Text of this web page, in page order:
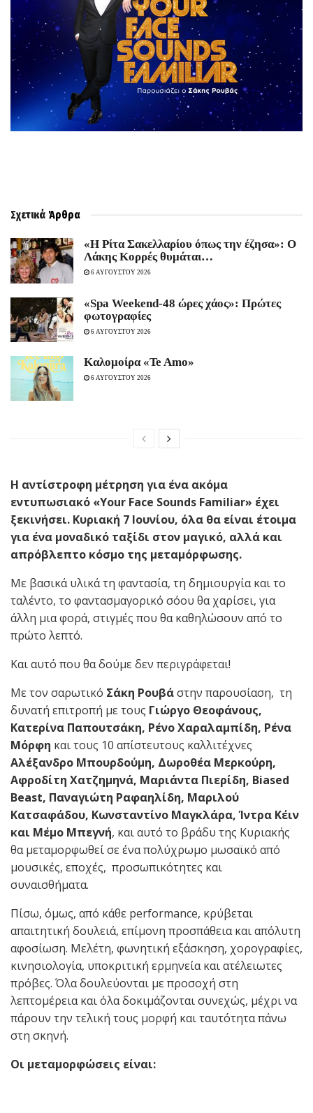
Σχετικά Άρθρα
«Η Ρίτα Σακελλαρίου όπως την έζησα»: Ο
Λάκης Κορρές θυμάται…
6 ΑΥΓΟΥΣΤΟΥ 2026
«Spa Weekend-48 ώρες χάος»: Πρώτες
φωτογραφίες
6 ΑΥΓΟΥΣΤΟΥ 2026
Καλομοίρα «Te Amo»
6 ΑΥΓΟΥΣΤΟΥ 2026
Η αντίστροφη μέτρηση για ένα ακόμα
εντυπωσιακό «Your Face Sounds Familiar» έχει
ξεκινήσει. Κυριακή 7 Ιουνίου, όλα θα είναι έτοιμα
για ένα μοναδικό ταξίδι στον μαγικό, αλλά και
απρόβλεπτο κόσμο της μεταμόρφωσης.
Με βασικά υλικά τη φαντασία, τη δημιουργία και το
ταλέντο, το φαντασμαγορικό σόου θα χαρίσει, για
άλλη μια φορά, στιγμές που θα καθηλώσουν από το
πρώτο λεπτό.
Και αυτό που θα δούμε δεν περιγράφεται!
Με τον σαρωτικό Σάκη Ρουβάστην παρουσίαση, τη
δυνατή επιτροπή με τους Γιώργο Θεοφάνους,
Κατερίνα Παπουτσάκη, Ρένο Χαραλαμπίδη, Ρένα
Μόρφη και τους 10 απίστευτους καλλιτέχνες
Αλέξανδρο Μπουρδούμη, Δωροθέα Μερκούρη,
Αφροδίτη Χατζημηνά, Μαριάντα Πιερίδη, Biased
Beast, Παναγιώτη Ραφαηλίδη, Μαριλού
Κατσαφάδου, Κωνσταντίνο Μαγκλάρα, Ίντρα Κέιν
και Μέμο Μπεγνή, και αυτό το βράδυ της Κυριακής
θα μεταμορφωθεί σε ένα πολύχρωμο μωσαϊκό από
μουσικές, εποχές, προσωπικότητες και
συναισθήματα.
Πίσω, όμως, από κάθε performance, κρύβεται
απαιτητική δουλειά, επίμονη προσπάθεια και απόλυτη
αφοσίωση. Μελέτη, φωνητική εξάσκηση, χορογραφίες,
κινησιολογία, υποκριτική ερμηνεία και ατέλειωτες
πρόβες. Όλα δουλεύονται με προσοχή στη
λεπτομέρεια και όλα δοκιμάζονται συνεχώς, μέχρι να
πάρουν την τελική τους μορφή και ταυτότητα πάνω
στη σκηνή.
Οι μεταμορφώσεις είναι: